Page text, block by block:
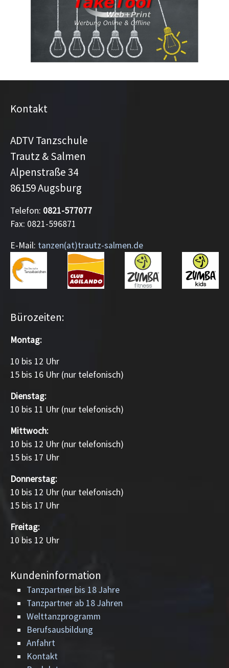
Kontakt
ADTV Tanzschule
Trautz & Salmen
Alpenstraße 34
86159 Augsburg
Telefon: 0821-577077
Fax: 0821-596871
E-Mail: tanzen(at)trautz-salmen.de
Bürozeiten:
Montag:
10 bis 12 Uhr
15 bis 16 Uhr (nur telefonisch)
Dienstag:
10 bis 11 Uhr (nur telefonisch)
Mittwoch:
10 bis 12 Uhr (nur telefonisch)
15 bis 17 Uhr
Donnerstag:
10 bis 12 Uhr (nur telefonisch)
15 bis 17 Uhr
Freitag:
10 bis 12 Uhr
Kundeninformation
Tanzpartner bis 18 Jahre
Tanzpartner ab 18 Jahren
Welttanzprogramm
Berufsausbildung
Anfahrt
Kontakt